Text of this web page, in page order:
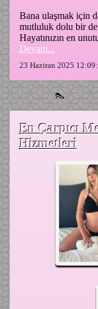
Bana ulaşmak için
mutluluk dolu bir
Hayatınızın en
Devam...
23 Haziran 2025
👠
En Çarpıcı
Hizmetleri